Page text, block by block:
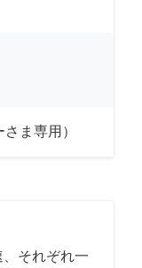
ま専用）
それぞれ一